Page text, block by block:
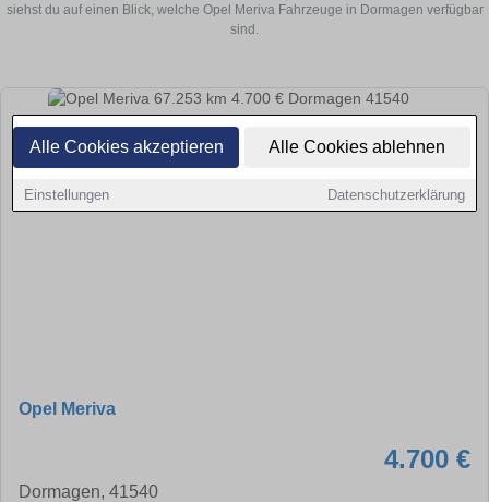
Alle Cookies akzeptieren Alle Cookies ablehnen
Einstellungen Datenschutzerklärung
siehst du auf einen Blick, welche Opel Meriva Fahrzeuge in Dormagen verfügbar
sind.
Opel Meriva
4.700 €
Dormagen, 41540